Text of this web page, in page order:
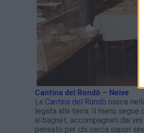
Cantina del Rondò – Neive
La Cantina del Rondò nasce
legata alla terra. Il menù
al bagnet, accompagnati dai
pensato per chi cerca sapori